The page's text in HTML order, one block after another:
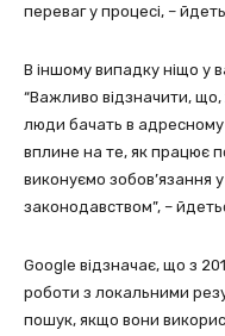
переваг у процесі, –
В іншому випадку ніщо у
“Важливо відзначити,
люди бачать в
вплине на те, як працює
виконуємо зобов’язання
законодавством”, –
Google відзначає, що з
роботи з локальними
пошук, якщо вони